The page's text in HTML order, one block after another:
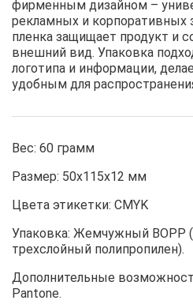
фирменным дизайном –
рекламных и корпоративных
пленка защищает продукт и
внешний вид. Упаковка
логотипа и информации,
удобным для
Вес: 60 грамм
Размер: 50х115х12 мм
Цвета этикетки: CMYK
Упаковка: Жемчужный BOPP
трехслойный полипропилен).
Дополнительные
Pantone.